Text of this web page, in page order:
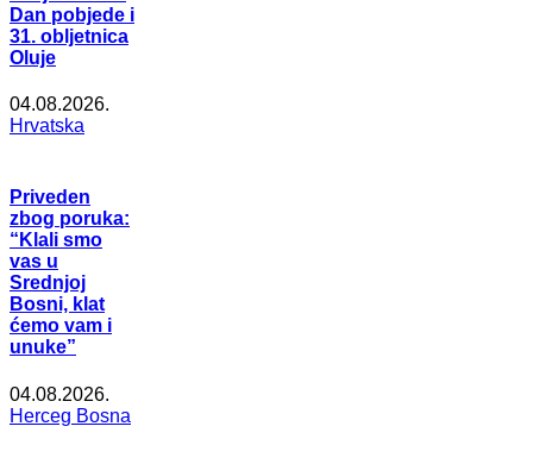
Dan pobjede i
31. obljetnica
Oluje
04.08.2026.
Hrvatska
Priveden
zbog poruka:
“Klali smo
vas u
Srednjoj
Bosni, klat
ćemo vam i
unuke”
04.08.2026.
Herceg Bosna